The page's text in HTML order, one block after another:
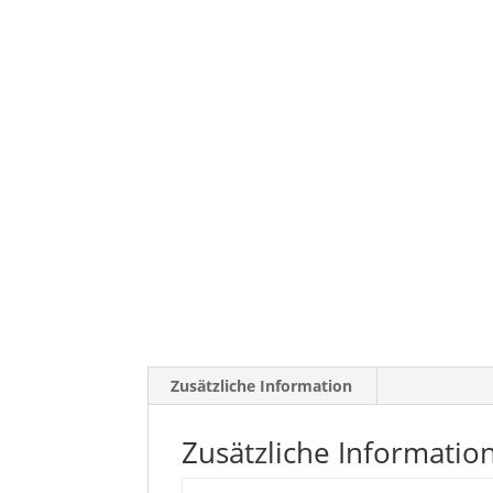
Zusätzliche Information
Zusätzliche